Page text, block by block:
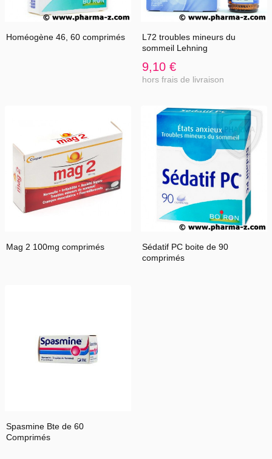
Homéogène 46, 60 comprimés
L72 troubles mineurs du
sommeil Lehning
9,10 €
hors frais de livraison
Mag 2 100mg comprimés
Sédatif PC boite de 90
comprimés
Spasmine Bte de 60
Comprimés